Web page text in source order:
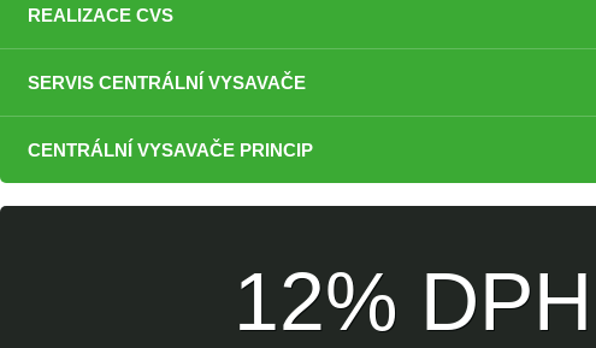
REALIZACE CVS
SERVIS CENTRÁLNÍ VYSAVAČE
CENTRÁLNÍ VYSAVAČE PRINCIP
12% DPH